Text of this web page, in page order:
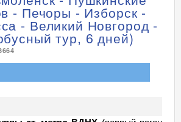
- Печоры - Изборск -
- Великий Новгород -
тур, 6 дней)